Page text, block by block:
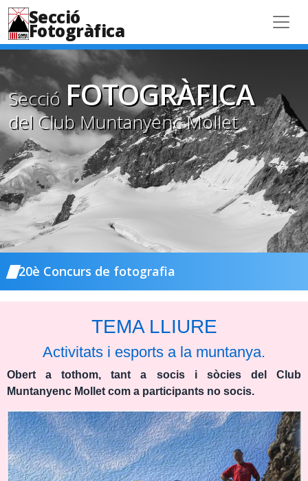
Secció
Fotogràfica
Secció FOTOGRÀFICA
del Club Muntanyenc Mollet
20è Concurs de fotografia
TEMA LLIURE
Activitats i esports a la muntanya.
Obert a tothom, tant a socis i sòcies del Club
Muntanyenc Mollet com a participants no socis.